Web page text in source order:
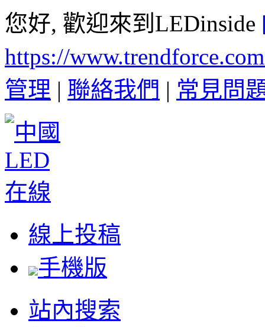
您好, 歡迎來到LEDinside
https://
管理 | 聯絡我們 | 常見問
線上投稿
手機版
站內搜索